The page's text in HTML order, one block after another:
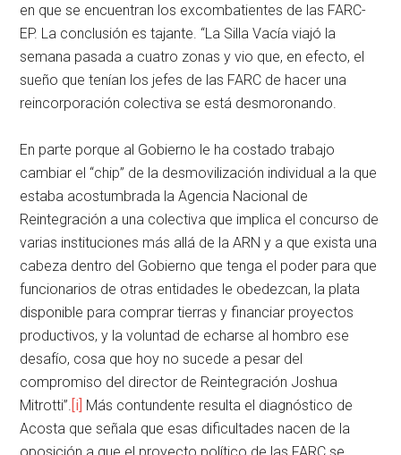
en que se encuentran los excombatientes de las FARC-
EP. La conclusión es tajante. “La Silla Vacía viajó la
semana pasada a cuatro zonas y vio que, en efecto, el
sueño que tenían los jefes de las FARC de hacer una
reincorporación colectiva se está desmoronando.
En parte porque al Gobierno le ha costado trabajo
cambiar el “chip” de la desmovilización individual a la que
estaba acostumbrada la Agencia Nacional de
Reintegración a una colectiva que implica el concurso de
varias instituciones más allá de la ARN y a que exista una
cabeza dentro del Gobierno que tenga el poder para que
funcionarios de otras entidades le obedezcan, la plata
disponible para comprar tierras y financiar proyectos
productivos, y la voluntad de echarse al hombro ese
desafío, cosa que hoy no sucede a pesar del
compromiso del director de Reintegración Joshua
Mitrotti”. [i] Más contundente resulta el diagnóstico de
Acosta que señala que esas dificultades nacen de la